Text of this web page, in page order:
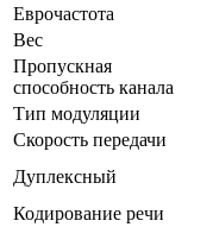
Еврочастота
Вес
Пропускная
способность канала
Тип модуляции
Скорость передачи
Дуплексный
Кодирование речи